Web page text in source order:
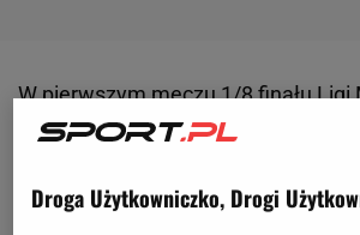
W pierwszym meczu 1/8 finału Ligi
Newcastle zremisowało z Barceloną
ostatnich sekundach wynik
Droga Użytkowniczko, Drogi